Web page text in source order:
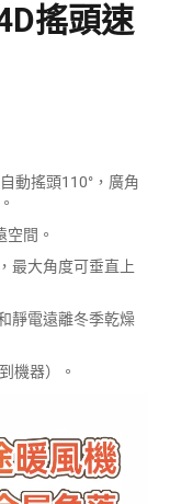
搖頭速
動搖頭110°，廣角
間。
最大角度可垂直上
靜電遠離冬季乾燥
機器）。